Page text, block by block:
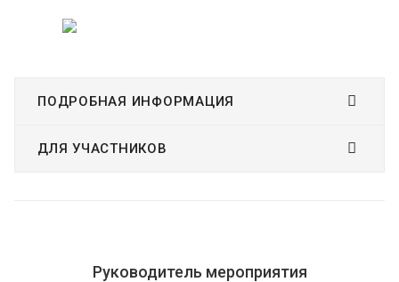
ПОДРОБНАЯ ИНФОРМАЦИЯ
ДЛЯ УЧАСТНИКОВ
Руководитель мероприятия